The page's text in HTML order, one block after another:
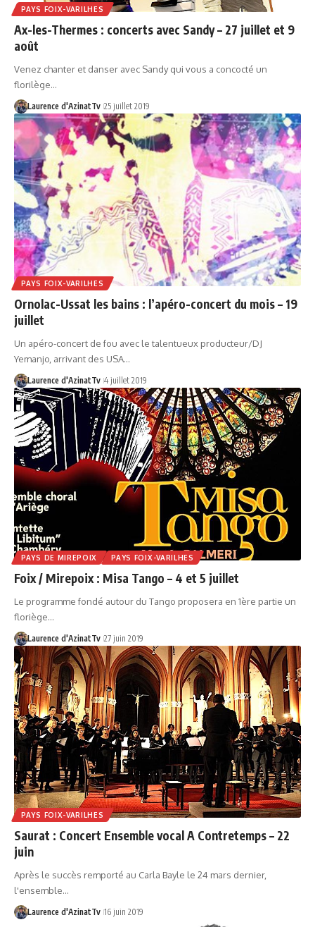
PAYS FOIX-VARILHES
Ax-les-Thermes : concerts avec Sandy – 27 juillet et 9
août
Venez chanter et danser avec Sandy qui vous a concocté un
florilège…
Laurence d'AzinatTv 25 juillet 2019
PAYS FOIX-VARILHES
Ornolac-Ussat les bains : l’apéro-concert du mois – 19
juillet
Un apéro-concert de fou avec le talentueux producteur/DJ
Yemanjo, arrivant des USA…
Laurence d'AzinatTv 4 juillet 2019
PAYS DE MIREPOIX PAYS FOIX-VARILHES
Foix / Mirepoix : Misa Tango – 4 et 5 juillet
Le programme fondé autour du Tango proposera en 1ère partie un
floriège…
Laurence d'AzinatTv 27 juin 2019
PAYS FOIX-VARILHES
Saurat : Concert Ensemble vocal A Contretemps – 22
juin
Après le succès remporté au Carla Bayle le 24 mars dernier,
l'ensemble…
Laurence d'AzinatTv 16 juin 2019